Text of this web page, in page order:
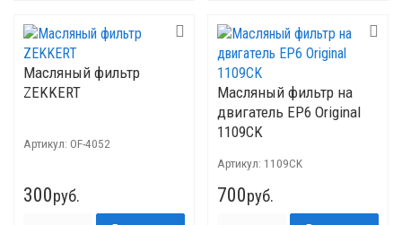
Масляный фильтр
ZEKKERT
Артикул: OF-4052
300руб.
Масляный фильтр на
двигатель ЕР6 Original
1109CK
Артикул: 1109CK
700руб.